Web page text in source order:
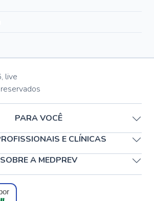
, live
PARA VOCÊ
E CLÍNICAS
SOBRE A MEDPREV